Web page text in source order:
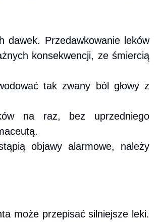
dawek. Przedawkowanie leków
konsekwencji, ze śmiercią
tak zwany ból głowy z
na raz, bez uprzedniego
objawy alarmowe, należy
może przepisać silniejsze leki.